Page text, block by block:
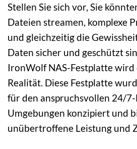
Stellen Sie sich vor, Sie
Dateien streamen, komplexe
und gleichzeitig die
Daten sicher und geschützt
IronWolf NAS-Festplatte wird
Realität. Diese Festplatte
für den anspruchsvollen 24/
Umgebungen konzipiert und
unübertroffene Leistung und